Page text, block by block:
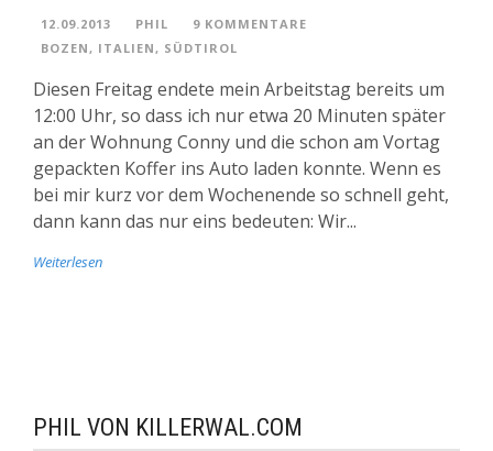
12.09.2013 PHIL
9 KOMMENTARE
BOZEN, ITALIEN, SÜDTIROL
Diesen Freitag endete mein Arbeitstag bereits um
12:00 Uhr, so dass ich nur etwa 20 Minuten später
an der Wohnung Conny und die schon am Vortag
gepackten Koffer ins Auto laden konnte. Wenn es
bei mir kurz vor dem Wochenende so schnell geht,
dann kann das nur eins bedeuten: Wir...
Weiterlesen
PHIL VON KILLERWAL.COM